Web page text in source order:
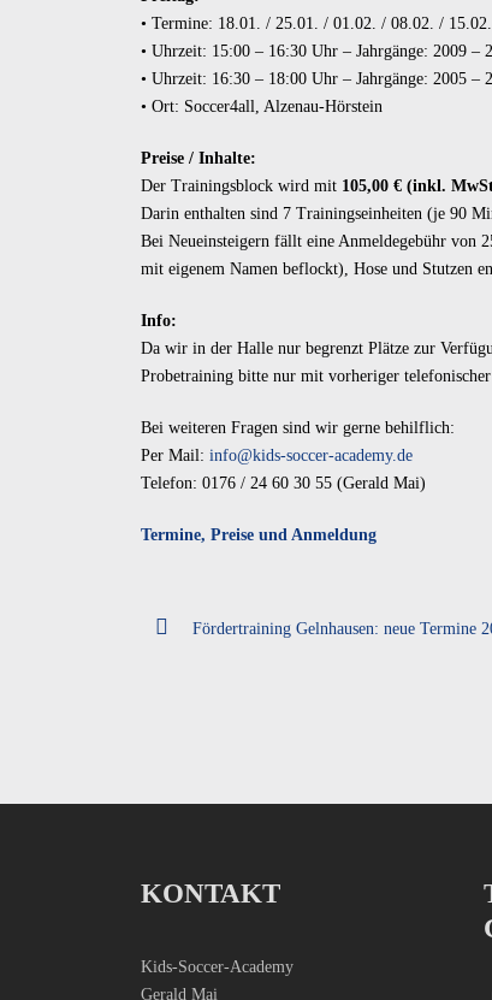
• Termine: 18.01. / 25.01. / 01.02. / 08.02. /
• Uhrzeit: 15:00 – 16:30 Uhr – Jahrgänge: 2009 –
• Uhrzeit: 16:30 – 18:00 Uhr – Jahrgänge: 2005 –
• Ort: Soccer4all, Alzenau-Hörstein
Preise / Inhalte:
Der Trainingsblock wird mit 105,00 € (inkl.
Darin enthalten sind 7 Trainingseinheiten (je 90
Bei Neueinsteigern fällt eine Anmeldegebühr von
mit eigenem Namen beflockt), Hose und Stutzen
Info:
Da wir in der Halle nur begrenzt Plätze zur
Probetraining bitte nur mit vorheriger
Bei weiteren Fragen sind wir gerne behilflich:
Per Mail: info@kids-soccer-academy.de
Telefon: 0176 / 24 60 30 55 (Gerald Mai)
Termine, Preise und Anmeldung
Fördertraining Gelnhausen: neue Termine
KONTAKT
Kids-Soccer-Academy
Gerald Mai